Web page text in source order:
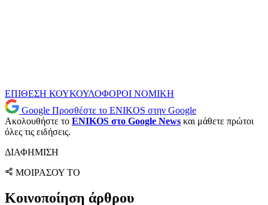
ΕΠΙΘΕΣΗ ΚΟΥΚΟΥΛΟΦΟΡΟΙ ΝΟΜΙΚΗ
Google Προσθέστε το ENIKOS στην Google
Ακολουθήστε το ENIKOS στο Google News και μάθετε πρώτοι
όλες τις ειδήσεις.
ΔΙΑΦΗΜΙΣΗ
ΜΟΙΡΑΣΟΥ ΤΟ
Κοινοποίηση άρθρου